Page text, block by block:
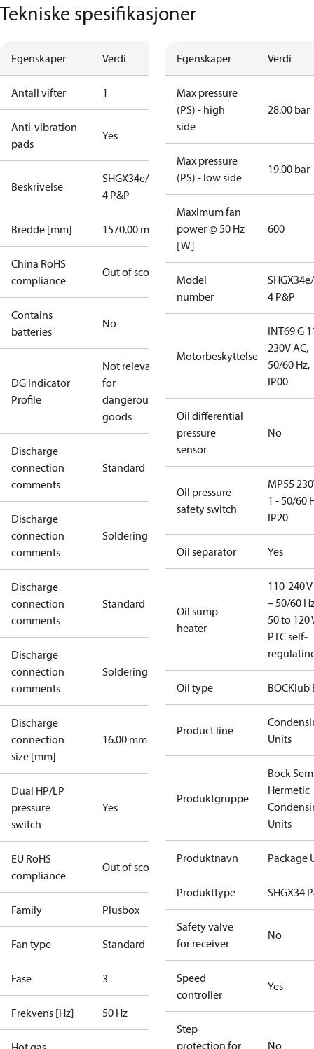
Tekniske spesifikasjoner
Egenskaper Verdi
Antall vifter 1
Anti-vibration
pads
Yes
Beskrivelse
SHGX34e/255-
4 P&P
Bredde [mm] 1570.00 mm
China RoHS
compliance
Out of scope
Contains
batteries
No
DG Indicator
Profile
Not relevant
for
dangerous
goods
Discharge
connection
comments
Standard
Discharge
connection
comments
Soldering
Discharge
connection
comments
Standard
Discharge
connection
comments
Soldering
Discharge
connection
size [mm]
16.00 mm
Dual HP/LP
pressure
switch
Yes
EU RoHS
compliance
Out of scope
Family Plusbox
Fan type Standard
Fase 3
Frekvens [Hz] 50 Hz
Egenskaper Verdi
Max pressure
(PS) - high
side
28.00 bar
Max pressure
(PS) - low side
19.00 bar
Maximum fan
power @ 50 Hz
[W]
600
Model
number
4 P&P
Motorbeskyttelse
INT69 G
230V AC,
50/60 Hz,
IP00
Oil differential
pressure
sensor
No
Oil pressure
safety switch
MP55
1 - 50/60
IP20
Oil separator Yes
Oil sump
heater
110-240
– 50/60
50 to 120
PTC self-
Oil type BOCKlub
Product line
Units
Produktgruppe
Bock
Hermetic
Units
Produktnavn Package
Produkttype SHGX34
Safety valve
for receiver
No
Speed
controller
Yes
Step
protection for
No